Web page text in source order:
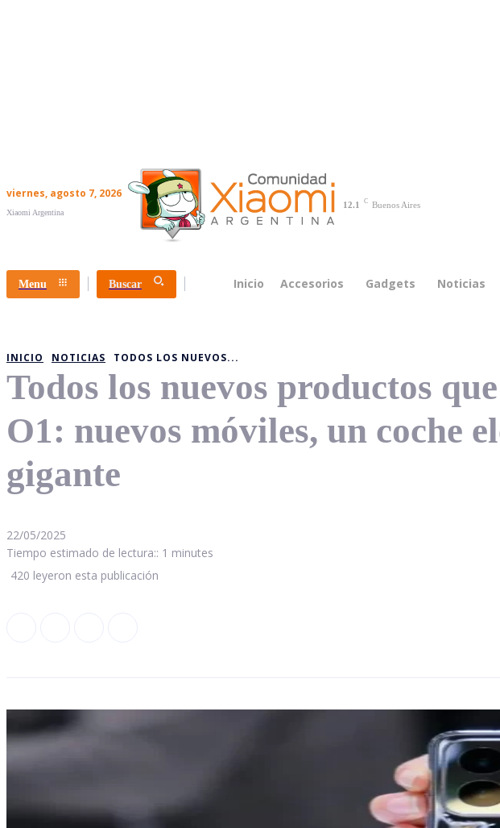
viernes, agosto 7, 2026
Xiaomi Argentina
12.1 C Buenos Aires
Menu Buscar Inicio Accesorios Gadgets Noticias
INICIO NOTICIAS TODOS LOS NUEVOS...
Todos los nuevos productos
O1: nuevos móviles, un coche
gigante
22/05/2025
Tiempo estimado de lectura:: 1 minutes
420 leyeron esta publicación